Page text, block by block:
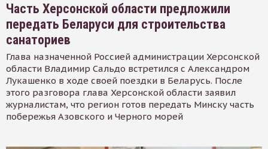
Часть Херсонской области предложили
передать Беларуси для строительства
санаториев
Глава назначенной Россией администрации Херсонской
области Владимир Сальдо встретился с Александром
Лукашенко в ходе своей поездки в Беларусь. После
этого разговора глава Херсонской области заявил
журналистам, что регион готов передать Минску часть
побережья Азовского и Черного морей